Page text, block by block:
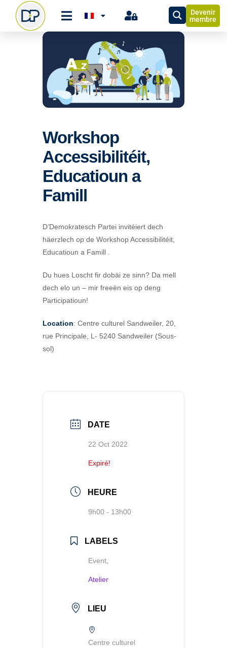
Devenir
membre
Workshop
Accessibilitéit,
Educatioun a
Famill
D’Demokratesch Partei invitéiert dech
häerzlech op de Workshop Accessibilitéit,
Educatioun a Famill
Du hues Loscht fir dobäi ze sinn? Da mell
dech elo un – mir freeën eis op deng
Participatioun!
Location: Centre culturel Sandweiler, 20,
rue Principale, L- 5240 Sandweiler (Sous-
sol)
DATE
22 Oct 2022
Expiré!
HEURE
9h00 - 13h00
LABELS
Event,
Atelier
LIEU
Centre culturel